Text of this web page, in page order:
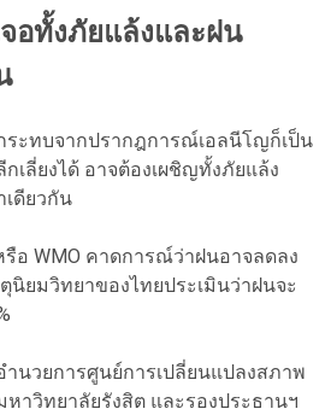
อทั้งภัยแล้งและฝน
ระทบจากปรากฎการณ์เอลนีโญก็เป็น
กเลี่ยงได้ อาจต้องเผชิญทั้งภัยแล้ง
ดียวกัน
อ WMO คาดการณ์ว่าฝนอาจลดลง
ยมวิทยาของไทยประเมินว่าฝนจะ
ำนวยการศูนย์การเปลี่ยนแปลงสภาพ
าวิทยาลัยรังสิต และรองประธานฯ